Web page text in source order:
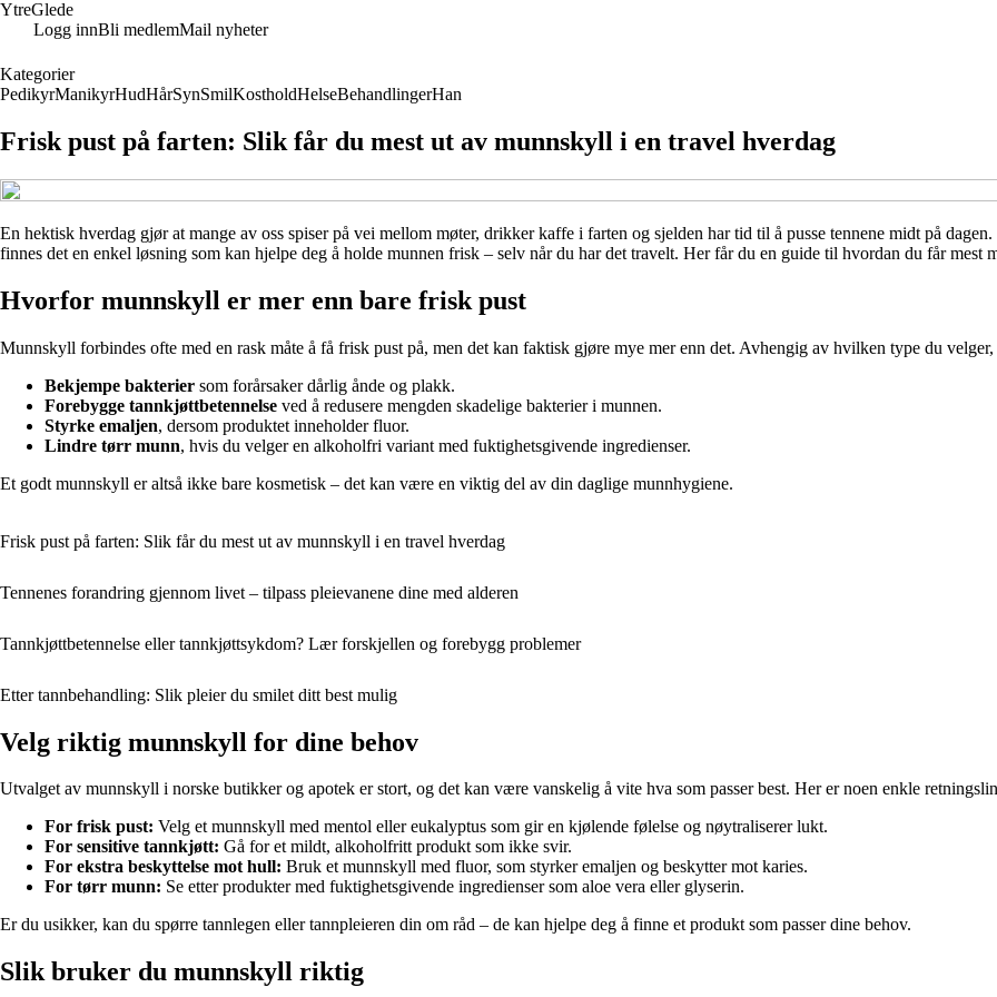
YtreGlede
Logg innBli medlemMail nyheter
Kategorier
PedikyrManikyrHudHårSynSmilKostholdHelseBehandlingerHan
Frisk pust på farten: Slik får du mest ut av munnskyll i en travel hverdag
En hektisk hverdag gjør at mange av oss spiser på vei mellom møter, drikker kaffe i farten og sjelden har tid til å pusse tennene midt på
finnes det en enkel løsning som kan hjelpe deg å holde munnen frisk – selv når du har det travelt. Her får du en guide til hvordan du får mest
Hvorfor munnskyll er mer enn bare frisk pust
Munnskyll forbindes ofte med en rask måte å få frisk pust på, men det kan faktisk gjøre mye mer enn det. Avhengig av hvilken type du
Bekjempe bakterier som forårsaker dårlig ånde og plakk.
Forebygge tannkjøttbetennelse ved å redusere mengden skadelige bakterier i munnen.
Styrke emaljen, dersom produktet inneholder fluor.
Lindre tørr munn, hvis du velger en alkoholfri variant med fuktighetsgivende ingredienser.
Et godt munnskyll er altså ikke bare kosmetisk – det kan være en viktig del av din daglige munnhygiene.
Frisk pust på farten: Slik får du mest ut av munnskyll i en travel hverdag
Tennenes forandring gjennom livet – tilpass pleievanene dine med alderen
Tannkjøttbetennelse eller tannkjøttsykdom? Lær forskjellen og forebygg problemer
Etter tannbehandling: Slik pleier du smilet ditt best mulig
Velg riktig munnskyll for dine behov
Utvalget av munnskyll i norske butikker og apotek er stort, og det kan være vanskelig å vite hva som passer best. Her er noen enkle
For frisk pust: Velg et munnskyll med mentol eller eukalyptus som gir en kjølende følelse og nøytraliserer lukt.
For sensitive tannkjøtt: Gå for et mildt, alkoholfritt produkt som ikke svir.
For ekstra beskyttelse mot hull: Bruk et munnskyll med fluor, som styrker emaljen og beskytter mot karies.
For tørr munn: Se etter produkter med fuktighetsgivende ingredienser som aloe vera eller glyserin.
Er du usikker, kan du spørre tannlegen eller tannpleieren din om råd – de kan hjelpe deg å finne et produkt som passer dine behov.
Slik bruker du munnskyll riktig